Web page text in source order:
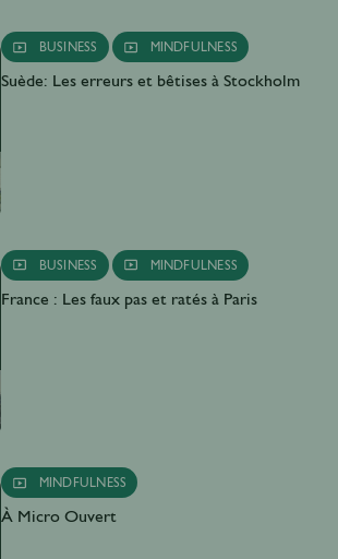
BUSINESS MINDFULNESS
Suède: Les erreurs et bêtises à Stockholm
BUSINESS MINDFULNESS
France : Les faux pas et ratés à Paris
MINDFULNESS
À Micro Ouvert